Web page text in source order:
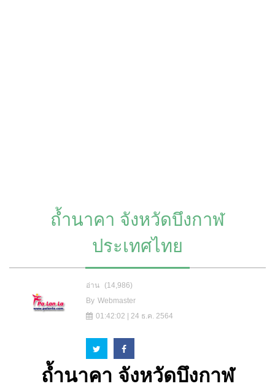
ถ้ำนาคา จังหวัดบึงกาฬ
ประเทศไทย
อ่าน
(14,986)
By Webmaster
01:42:02 | 24 ธ.ค. 2564
ถ้ำนาคา จังหวัดบึงกาฬ